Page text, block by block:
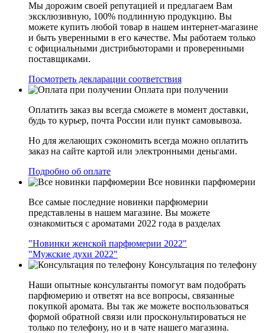
Мы дорожим своей репутацией и предлагаем Вам
эксклюзивную, 100% подлинную продукцию. Вы
можете купить любой товар в нашем интернет-магазине
и быть уверенными в его качестве. Мы работаем только
с официальными дистрибьюторами и проверенными
поставщиками.
Посмотреть декларации соответствия
Оплата при получении
Оплатить заказ вы всегда сможете в момент доставки,
будь то курьер, почта России или пункт самовывоза.
Но для желающих сэкономить всегда можно оплатить
заказ на сайте картой или электронными деньгами.
Подробно об оплате
Все новинки парфюмерии
Все самые последние новинки парфюмерии
представлены в нашем магазине. Вы можете
ознакомиться с ароматами 2022 года в разделах
"Новинки женской парфюмерии 2022"
"Мужские духи 2022"
Консультация по телефону
Наши опытные консультанты помогут вам подобрать
парфюмерию и ответят на все вопросы, связанные
покупкой аромата. Вы так же можете воспользоваться
формой обратной связи или просконультироваться не
только по телефону, но и в чате нашего магазина.